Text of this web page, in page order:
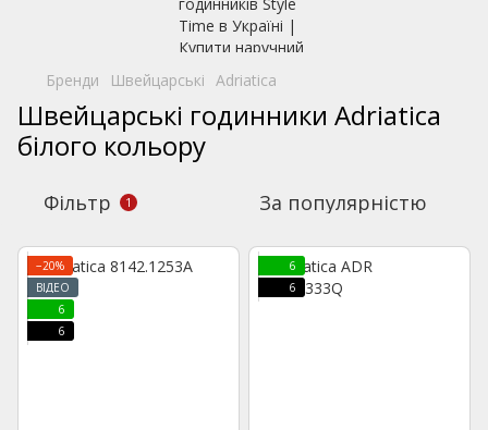
Бренди Швейцарські Adriatica
Швейцарські годинники Adriatica
білого кольору
Фільтр 1 За популярністю
−20%
ВІДЕО
6
6
6
6